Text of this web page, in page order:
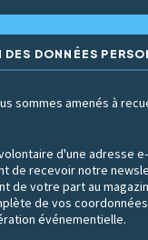
DONNÉES
sommes amenés à
d'une adresse
de recevoir notre
de votre part au
de vos
événementielle.